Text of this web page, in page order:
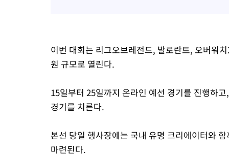
이번 대회는 리그오브레전드, 발로란트, 오버워
원 규모로 열린다.
15일부터 25일까지 온라인 예선 경기를 진행하
경기를 치른다.
본선 당일 행사장에는 국내 유명 크리에이터와
마련된다.